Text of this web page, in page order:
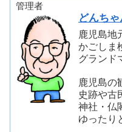
管理者
どんちゃ
鹿児島地
かごしま
グランド
鹿児島の
史跡や古
神社・仏
ゆったり